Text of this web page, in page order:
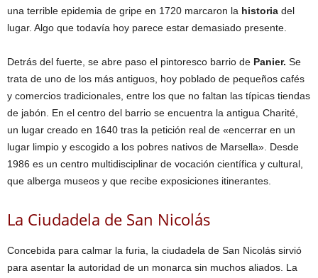
una terrible epidemia de gripe en 1720 marcaron la historia del
lugar. Algo que todavía hoy parece estar demasiado presente.
Detrás del fuerte, se abre paso el pintoresco barrio de Panier. Se
trata de uno de los más antiguos, hoy poblado de pequeños cafés
y comercios tradicionales, entre los que no faltan las típicas tiendas
de jabón. En el centro del barrio se encuentra la antigua Charité,
un lugar creado en 1640 tras la petición real de «encerrar en un
lugar limpio y escogido a los pobres nativos de Marsella». Desde
1986 es un centro multidisciplinar de vocación científica y cultural,
que alberga museos y que recibe exposiciones itinerantes.
La Ciudadela de San Nicolás
Concebida para calmar la furia, la ciudadela de San Nicolás sirvió
para asentar la autoridad de un monarca sin muchos aliados. La